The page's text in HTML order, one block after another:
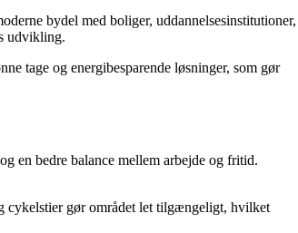
bydel med boliger, uddannelsesinstitutioner,
udvikling.
tage og energibesparende løsninger, som gør
en bedre balance mellem arbejde og fritid.
cykelstier gør området let tilgængeligt, hvilket